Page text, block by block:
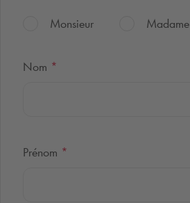
Monsieur
Madame
Nom *
Prénom *